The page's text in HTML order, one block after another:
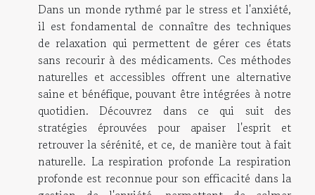
Dans un monde rythmé par le stress et l'anxiété,
il est fondamental de connaître des techniques
de relaxation qui permettent de gérer ces états
sans recourir à des médicaments. Ces méthodes
naturelles et accessibles offrent une alternative
saine et bénéfique, pouvant être intégrées à notre
quotidien. Découvrez dans ce qui suit des
stratégies éprouvées pour apaiser l'esprit et
retrouver la sérénité, et ce, de manière tout à fait
naturelle. La respiration profonde La respiration
profonde est reconnue pour son efficacité dans la